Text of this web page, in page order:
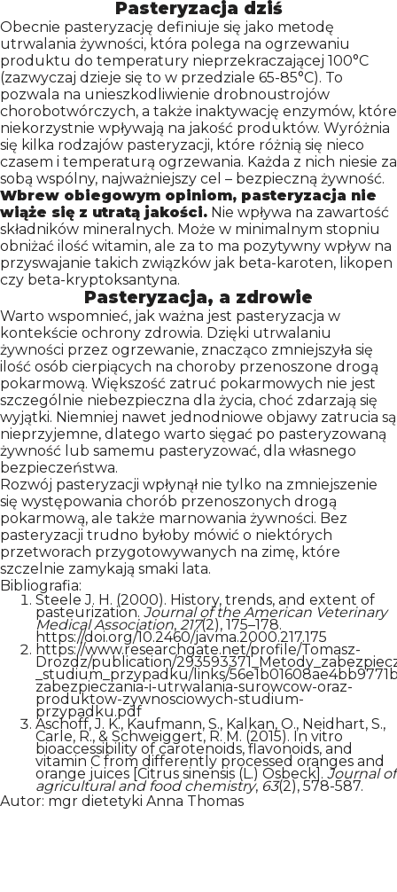
Pasteryzacja dziś
Obecnie pasteryzację definiuje się jako metodę
utrwalania żywności, która polega na ogrzewaniu
produktu do temperatury nieprzekraczającej 100°C
(zazwyczaj dzieje się to w przedziale 65-85°C). To
pozwala na unieszkodliwienie drobnoustrojów
chorobotwórczych, a także inaktywację enzymów, które
niekorzystnie wpływają na jakość produktów. Wyróżnia
się kilka rodzajów pasteryzacji, które różnią się nieco
czasem i temperaturą ogrzewania. Każda z nich niesie za
sobą wspólny, najważniejszy cel – bezpieczną żywność.
Wbrew obiegowym opiniom, pasteryzacja nie
wiąże się z utratą jakości. Nie wpływa na zawartość
składników mineralnych. Może w minimalnym stopniu
obniżać ilość witamin, ale za to ma pozytywny wpływ na
przyswajanie takich związków jak beta-karoten, likopen
czy beta-kryptoksantyna.
Pasteryzacja, a zdrowie
Warto wspomnieć, jak ważna jest pasteryzacja w
kontekście ochrony zdrowia. Dzięki utrwalaniu
żywności przez ogrzewanie, znacząco zmniejszyła się
ilość osób cierpiących na choroby przenoszone drogą
pokarmową. Większość zatruć pokarmowych nie jest
szczególnie niebezpieczna dla życia, choć zdarzają się
wyjątki. Niemniej nawet jednodniowe objawy zatrucia są
nieprzyjemne, dlatego warto sięgać po pasteryzowaną
żywność lub samemu pasteryzować, dla własnego
bezpieczeństwa.
Rozwój pasteryzacji wpłynął nie tylko na zmniejszenie
się występowania chorób przenoszonych drogą
pokarmową, ale także marnowania żywności. Bez
pasteryzacji trudno byłoby mówić o niektórych
przetworach przygotowywanych na zimę, które
szczelnie zamykają smaki lata.
Bibliografia:
Steele J. H. (2000). History, trends, and extent of
pasteurization. Journal of the American Veterinary
Medical Association, 217(2), 175–178.
https://doi.org/10.2460/javma.2000.217.175
https://www.researchgate.net/profile/Tomasz-
Drozdz/publication/
_studium_przypadku/links/
zabezpieczania-i-utrwalania-surowcow-oraz-
produktow-zywnosciowych-studium-
przypadku.pdf
Aschoff, J. K., Kaufmann, S., Kalkan, O., Neidhart, S.,
Carle, R., & Schweiggert, R. M. (2015). In vitro
bioaccessibility of carotenoids, flavonoids, and
vitamin C from differently processed oranges and
orange juices [Citrus sinensis (L.) Osbeck]. Journal of
agricultural and food chemistry, 63(2), 578-587.
Autor: mgr dietetyki Anna Thomas